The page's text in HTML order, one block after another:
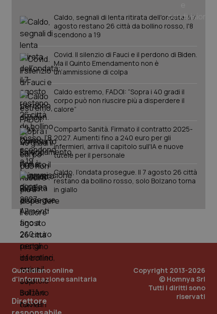
Caldo, segnali di lenta ritirata dell'ondata: il 7
agosto restano 26 città da bollino rosso, l'8
scendono a 19
Covid. Il silenzio di Fauci e il perdono di Biden.
Ma il Quinto Emendamento non è
un’ammissione di colpa
Caldo estremo, FADOI: “Sopra i 40 gradi il
corpo può non riuscire più a disperdere il
calore”
Comparto Sanità. Firmato il contratto 2025-
2027. Aumenti fino a 240 euro per gli
infermieri, arriva il capitolo sull'IA e nuove
tutele per il personale
Caldo, l’ondata prosegue. Il 7 agosto 26 città
restano da bollino rosso, solo Bolzano torna
in giallo
Quotidiano online
d'informazione sanitaria
Direttore
Copyright 2013-2026
© Homnya Srl
Tutti i diritti sono
riservati
PHPSESSID